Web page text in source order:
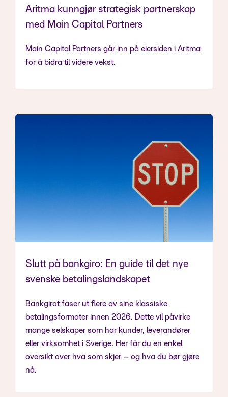
Aritma kunngjør strategisk partnerskap
med Main Capital Partners
Main Capital Partners går inn på eiersiden i Aritma
for å bidra til videre vekst.
Slutt på bankgiro: En guide til det nye
svenske betalingslandskapet
Bankgirot faser ut flere av sine klassiske
betalingsformater innen 2026. Dette vil påvirke
mange selskaper som har kunder, leverandører
eller virksomhet i Sverige. Her får du en enkel
oversikt over hva som skjer – og hva du bør gjøre
nå.